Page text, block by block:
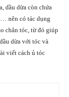
dầu dừa còn chứa
nên có tác dụng
chân tóc, từ đó giúp
dừa với tóc và
viết cách ủ tóc